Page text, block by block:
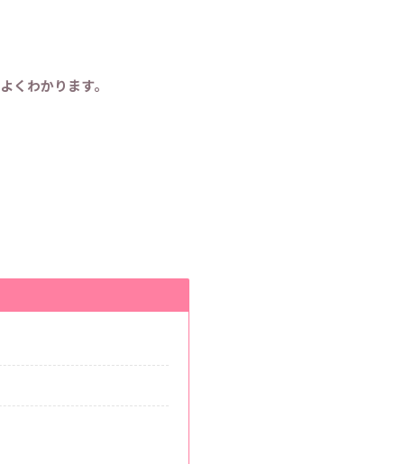
くわかります。